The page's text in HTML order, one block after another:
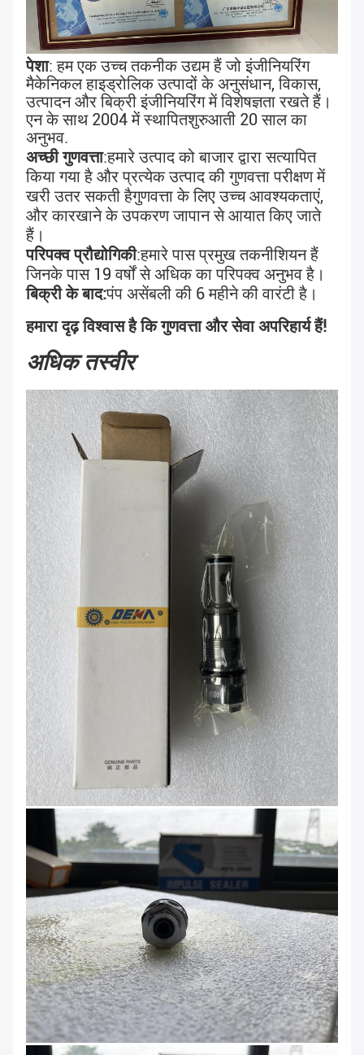
पेशा: हम एक उच्च तकनीक उद्यम हैं जो इंजीनियरिंग
मैकेनिकल हाइड्रोलिक उत्पादों के अनुसंधान, विकास,
उत्पादन और बिक्री इंजीनियरिंग में विशेषज्ञता रखते हैं।
एन के साथ 2004 में स्थापितशुरुआती 20 साल का
अनुभव.
अच्छी गुणवत्ता:हमारे उत्पाद को बाजार द्वारा सत्यापित
किया गया है और प्रत्येक उत्पाद की गुणवत्ता परीक्षण में
खरी उतर सकती हैगुणवत्ता के लिए उच्च आवश्यकताएं,
और कारखाने के उपकरण जापान से आयात किए जाते
हैं।
परिपक्व प्रौद्योगिकी:हमारे पास प्रमुख तकनीशियन हैं
जिनके पास 19 वर्षों से अधिक का परिपक्व अनुभव है।
बिक्री के बाद:पंप असेंबली की 6 महीने की वारंटी है।
हमारा दृढ़ विश्वास है कि गुणवत्ता और सेवा अपरिहार्य हैं!
अधिक तस्वीर